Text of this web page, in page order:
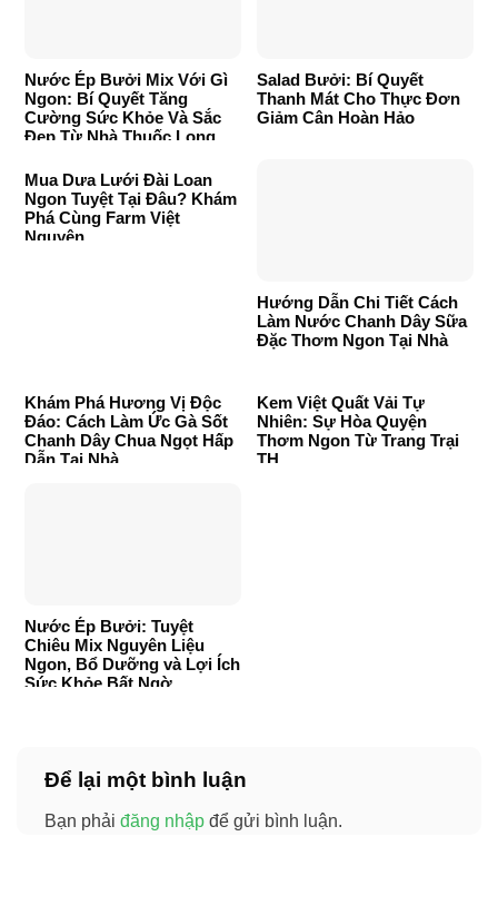
Nước Ép Bưởi Mix Với Gì
Ngon: Bí Quyết Tăng
Cường Sức Khỏe Và Sắc
Đẹp Từ Nhà Thuốc Long
Salad Bưởi: Bí Quyết
Thanh Mát Cho Thực Đơn
Giảm Cân Hoàn Hảo
Mua Dưa Lưới Đài Loan
Ngon Tuyệt Tại Đâu? Khám
Phá Cùng Farm Việt
Nguyên
Hướng Dẫn Chi Tiết Cách
Làm Nước Chanh Dây Sữa
Đặc Thơm Ngon Tại Nhà
Khám Phá Hương Vị Độc
Đáo: Cách Làm Ức Gà Sốt
Chanh Dây Chua Ngọt Hấp
Dẫn Tại Nhà
Kem Việt Quất Vải Tự
Nhiên: Sự Hòa Quyện
Thơm Ngon Từ Trang Trại
TH
Nước Ép Bưởi: Tuyệt
Chiêu Mix Nguyên Liệu
Ngon, Bổ Dưỡng và Lợi Ích
Sức Khỏe Bất Ngờ
Để lại một bình luận
Bạn phải đăng nhập để gửi bình luận.